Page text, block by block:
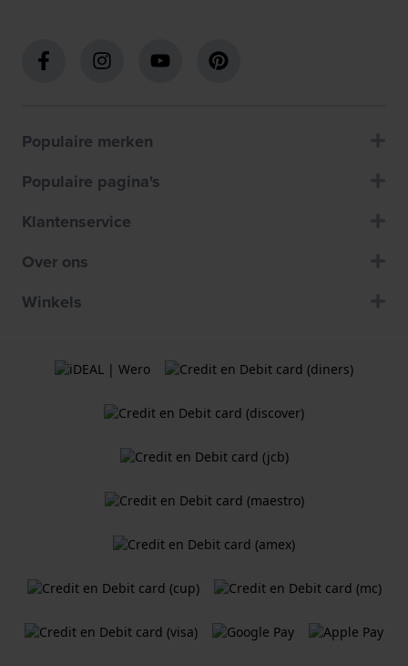
Populaire merken
Populaire pagina's
Klantenservice
Over ons
Winkels